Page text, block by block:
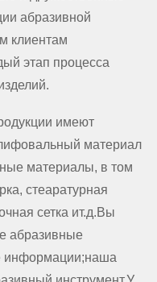
абразивной
клиентам
этап процесса
имеют
материал
материалы, в том
стеаратурная
сетка ит.д.Вы
абразивные
информации;наша